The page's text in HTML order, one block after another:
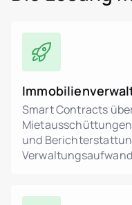
Smart Contracts
und